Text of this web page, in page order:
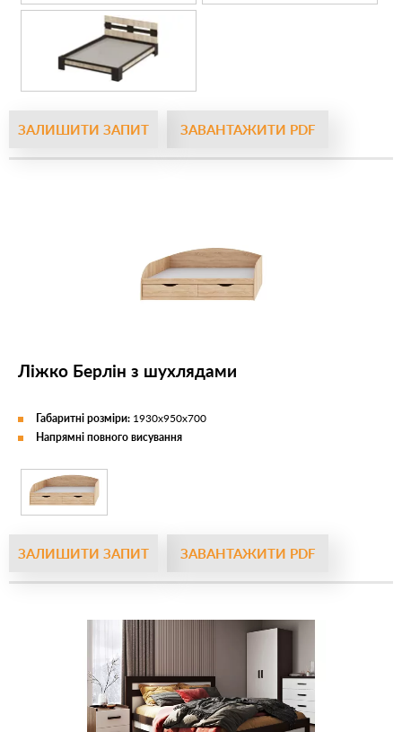
ЗАЛИШИТИ ЗАПИТ ЗАВАНТАЖИТИ PDF
Ліжко Берлін з шухлядами
ЗАЛИШИТИ ЗАПИТ ЗАВАНТАЖИТИ PDF
Габаритні розміри: 1930х950х700
Напрямні повного висування